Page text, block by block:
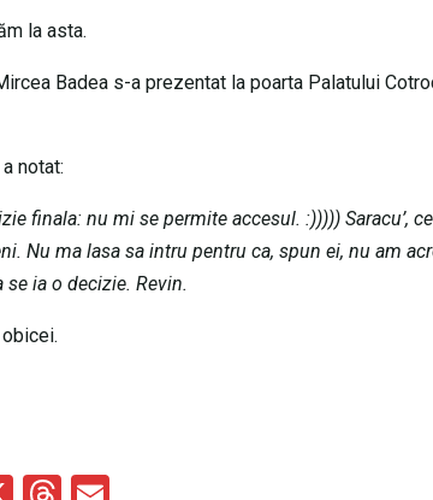
la asta.
Badea s-a prezentat la poarta Palatului
notat:
finala: nu mi se permite accesul. :))))) Saracu’,
Nu ma lasa sa intru pentru ca, spun ei, nu am
ia o decizie. Revin.